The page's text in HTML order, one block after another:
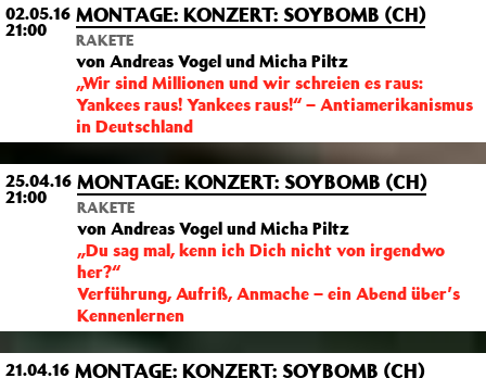
02.05.16
21:00
MONTAGE: KONZERT: SOYBOMB (CH)
RAKETE
von Andreas Vogel und Micha Piltz
„Wir sind Millionen und wir schreien es raus:
Yankees raus! Yankees raus!“ – Antiamerikanismus
in Deutschland
25.04.16
21:00
MONTAGE: KONZERT: SOYBOMB (CH)
RAKETE
von Andreas Vogel und Micha Piltz
„Du sag mal, kenn ich Dich nicht von irgendwo
her?“
Verführung, Aufriß, Anmache – ein Abend über’s
Kennenlernen
21.04.16 MONTAGE: KONZERT: SOYBOMB (CH)